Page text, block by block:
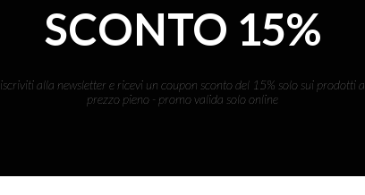
SCONTO 15%
iscriviti alla newsletter e ricevi un coupon sconto del 15% solo sui prodotti a
prezzo pieno - promo valida solo online